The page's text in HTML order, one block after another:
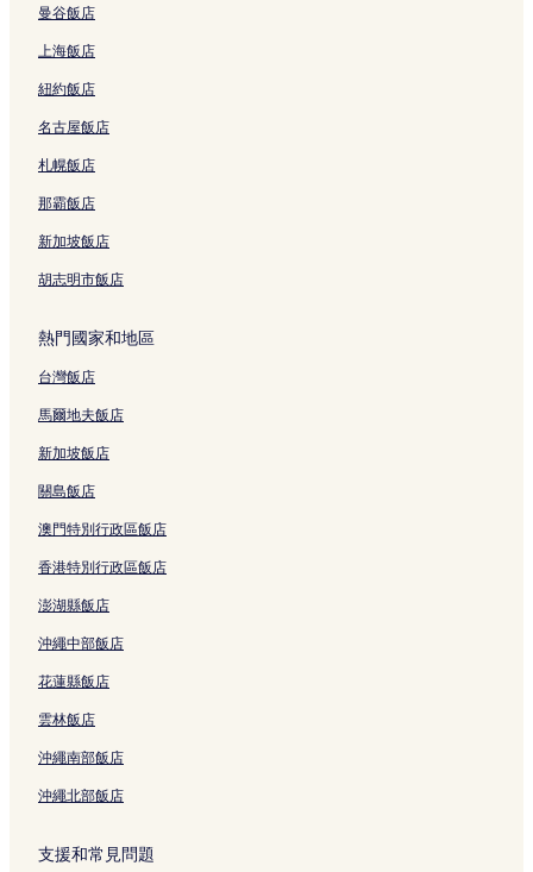
馬爾貝飯店
卡巴諾鄰域碼頭附近的飯店
曼谷飯店
上海飯店
紐約飯店
名古屋飯店
札幌飯店
那霸飯店
新加坡飯店
胡志明市飯店
熱門國家和地區
台灣飯店
馬爾地夫飯店
新加坡飯店
關島飯店
澳門特別行政區飯店
香港特別行政區飯店
澎湖縣飯店
沖繩中部飯店
花蓮縣飯店
雲林飯店
沖繩南部飯店
沖繩北部飯店
支援和常見問題